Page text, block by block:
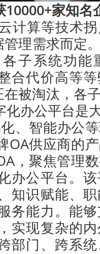
10000+家知名
计算等技术
理需求而定
子系统功能
合代价高等
被淘汰，各
化办公平台是
、智能办公
OA供应商的
，聚焦管理
办公平台。
知识赋能、
务能力。能
实现复杂的
部门、跨系